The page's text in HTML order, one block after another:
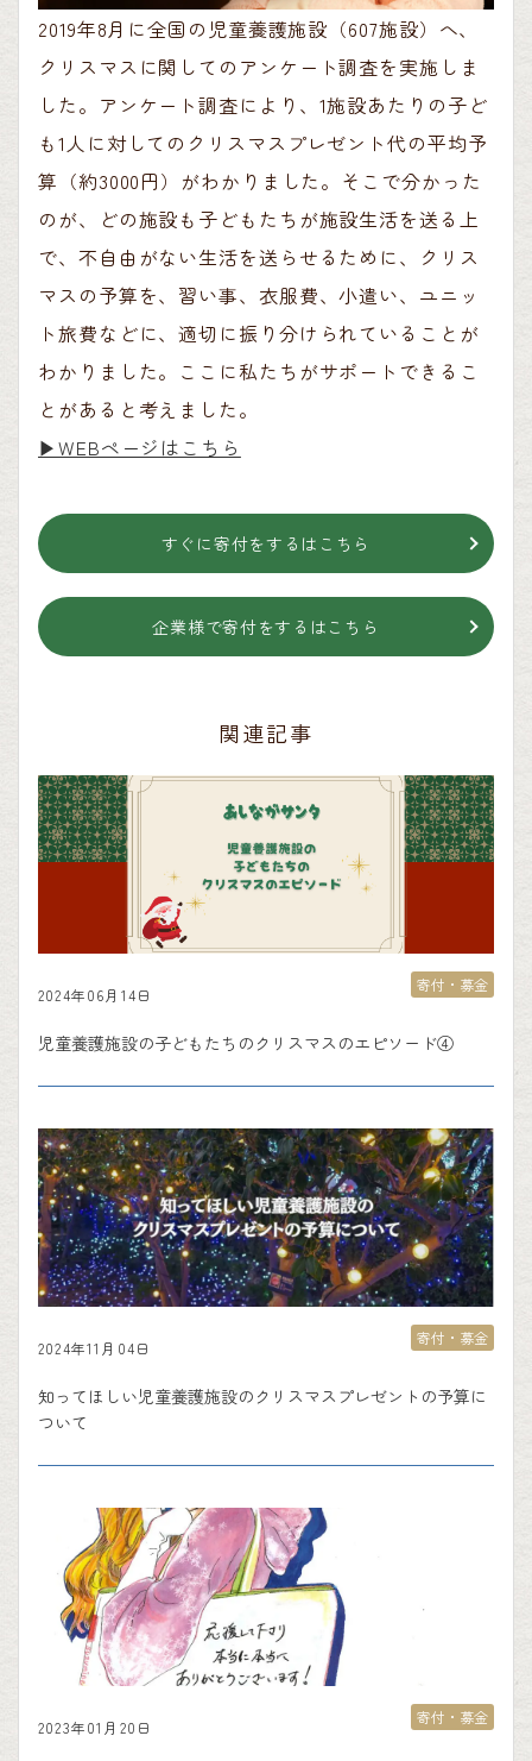
2019年8月に全国の児童養護施設（607施設）へ、
クリスマスに関してのアンケート調査を実施しま
した。アンケート調査により、1施設あたりの子ど
も1人に対してのクリスマスプレゼント代の平均予
算（約3000円）がわかりました。そこで分かった
のが、どの施設も子どもたちが施設生活を送る上
で、不自由がない生活を送らせるために、クリス
マスの予算を、習い事、衣服費、小遣い、ユニッ
ト旅費などに、適切に振り分けられていることが
わかりました。ここに私たちがサポートできるこ
とがあると考えました。
▶︎WEBページはこちら
すぐに寄付をするはこちら
企業様で寄付をするはこちら
関連記事
2024年06月14日
児童養護施設の子どもたちのクリスマスのエピソード④
寄付・募金
2024年11月04日
知ってほしい児童養護施設のクリスマスプレゼントの予算に
ついて
寄付・募金
2023年01月20日
寄付・募金